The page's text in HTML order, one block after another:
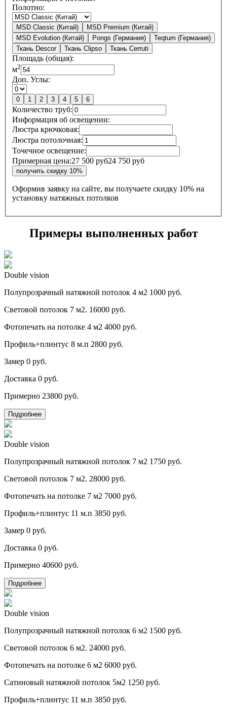
Полотно:
MSD Classic (Китай)
MSD Premium (Китай)
MSD Evolution (Китай)
Pongs (Германия)
Teqtum (Германия)
Ткань Descor
Ткань Clipso Ткань Cerruti
Площадь (общая):
м2
Доп. Углы:
0 1 2 3 4 5 6
Количество труб:
Информация об освещении:
Люстра крючковая:
Люстра потолочная:
Точечное освещение:
Примерная цена:27 500 руб24 750 руб
Оформив заявку на сайте, вы получаете скидку 10% на
установку натяжных потолков
Примеры выполненных работ
Double vision
Полупрозрачный натяжной потолок 4 м2 1000 руб.
Световой потолок 7 м2. 16000 руб.
Фотопечать на потолке 4 м2 4000 руб.
Профиль+плинтус 8 м.п 2800 руб.
Замер 0 руб.
Доставка 0 руб.
Примерно 23800 руб.
Подробнее
Double vision
Полупрозрачный натяжной потолок 7 м2 1750 руб.
Световой потолок 7 м2. 28000 руб.
Фотопечать на потолке 7 м2 7000 руб.
Профиль+плинтус 11 м.п 3850 руб.
Замер 0 руб.
Доставка 0 руб.
Примерно 40600 руб.
Подробнее
Double vision
Полупрозрачный натяжной потолок 6 м2 1500 руб.
Световой потолок 6 м2. 24000 руб.
Фотопечать на потолке 6 м2 6000 руб.
Сатиновый натяжной потолок 5м2 1250 руб.
Профиль+плинтус 11 м.п 3850 руб.